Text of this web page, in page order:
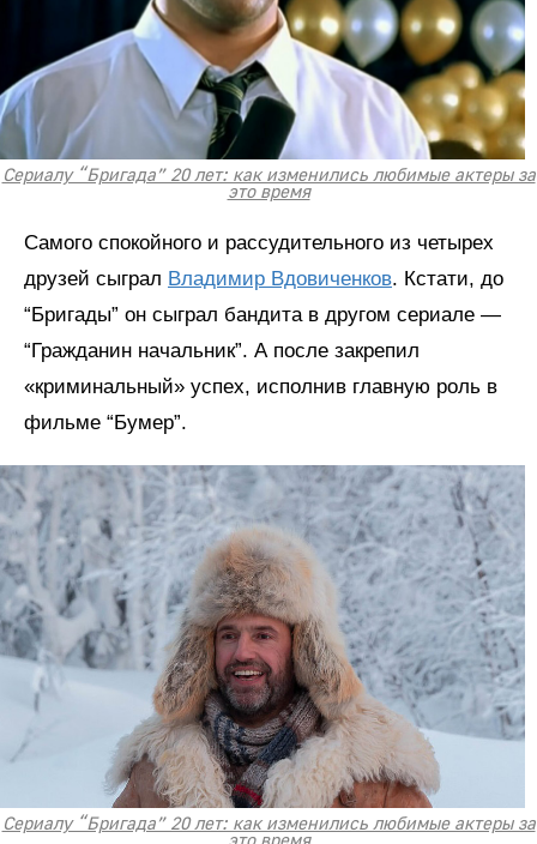
Сериалу “Бригада” 20 лет: как изменились любимые актеры за
это время
Самого спокойного и рассудительного из четырех
друзей сыграл Владимир Вдовиченков. Кстати, до
“Бригады” он сыграл бандита в другом сериале —
“Гражданин начальник”. А после закрепил
«криминальный» успех, исполнив главную роль в
фильме “Бумер”.
Сериалу “Бригада” 20 лет: как изменились любимые актеры за